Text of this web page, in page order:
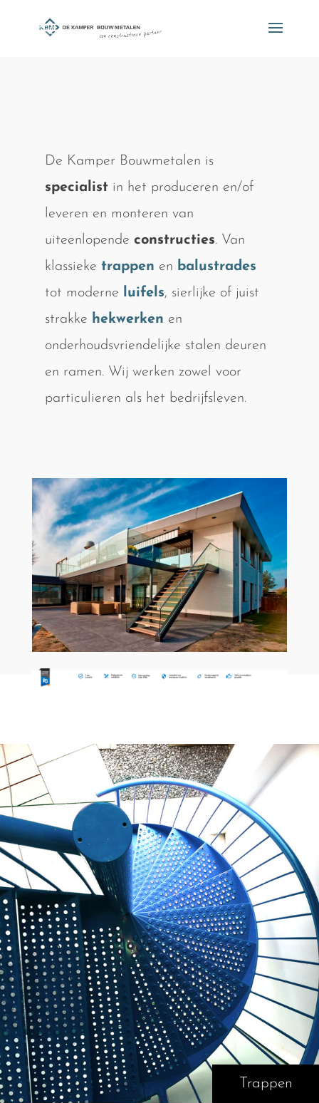
De Kamper Bouwmetalen is
specialistin het produceren en/of
leveren en monteren van
uiteenlopende constructies. Van
klassieke trappen en balustrades
tot moderne luifels, sierlijke of juist
strakke hekwerken en
onderhoudsvriendelijke stalen deuren
en ramen. Wij werken zowel voor
particulieren als het bedrijfsleven.
Trappen